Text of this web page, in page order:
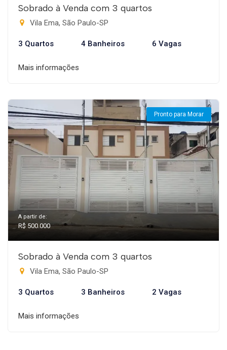
Sobrado à Venda com 3 quartos
Vila Ema, São Paulo-SP
3 Quartos 4 Banheiros 6 Vagas
Mais informações
Pronto para Morar
A partir de:
R$ 500.000
Sobrado à Venda com 3 quartos
Vila Ema, São Paulo-SP
3 Quartos 3 Banheiros 2 Vagas
Mais informações